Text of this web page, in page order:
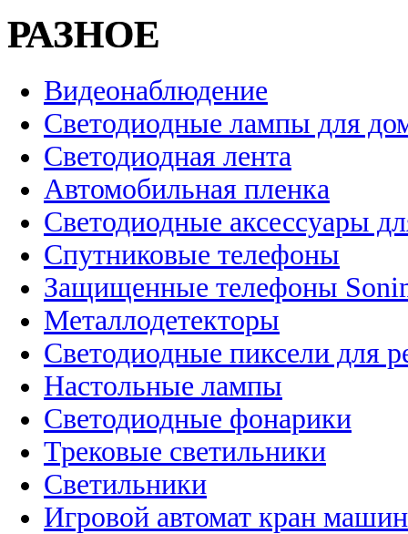
РАЗНОЕ
Видеонаблюдение
Светодиодные лампы для
Светодиодная лента
Автомобильная пленка
Светодиодные аксессуары
Спутниковые телефоны
Защищенные телефоны
Металлодетекторы
Светодиодные пиксели для
Настольные лампы
Светодиодные фонарики
Трековые светильники
Светильники
Игровой автомат кран